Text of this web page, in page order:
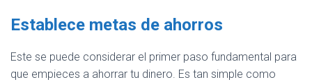
Establece metas de ahorros
Este se puede considerar el primer paso fundamental para
que empieces a ahorrar tu dinero. Es tan simple como